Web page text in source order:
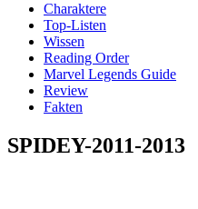
Charaktere
Top-Listen
Wissen
Reading Order
Marvel Legends Guide
Review
Fakten
SPIDEY-2011-2013